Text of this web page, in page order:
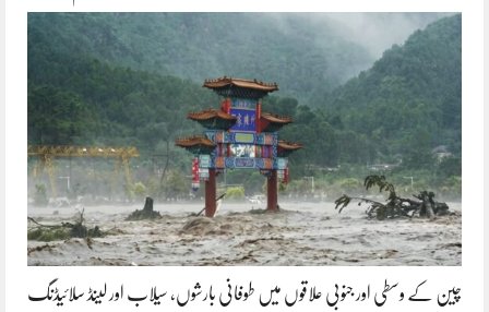
چین کے وسطی اور جنوبی علاقوں میں طوفانی بارشوں، سیلاب اور لینڈ سلائیڈنگ